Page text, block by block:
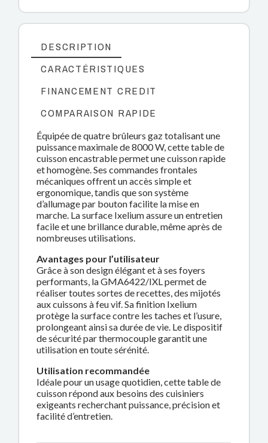
DESCRIPTION
CARACTÉRISTIQUES
FINANCEMENT CREDIT
COMPARAISON RAPIDE
Équipée de quatre brûleurs gaz totalisant une
puissance maximale de 8000 W, cette table de
cuisson encastrable permet une cuisson rapide
et homogène. Ses commandes frontales
mécaniques offrent un accès simple et
ergonomique, tandis que son système
d’allumage par bouton facilite la mise en
marche. La surface Ixelium assure un entretien
facile et une brillance durable, même après de
nombreuses utilisations.
Avantages pour l’utilisateur
Grâce à son design élégant et à ses foyers
performants, la GMA6422/IXL permet de
réaliser toutes sortes de recettes, des mijotés
aux cuissons à feu vif. Sa finition Ixelium
protège la surface contre les taches et l’usure,
prolongeant ainsi sa durée de vie. Le dispositif
de sécurité par thermocouple garantit une
utilisation en toute sérénité.
Utilisation recommandée
Idéale pour un usage quotidien, cette table de
cuisson répond aux besoins des cuisiniers
exigeants recherchant puissance, précision et
facilité d’entretien.